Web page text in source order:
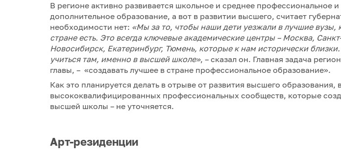
В регионе активно развивается школьное и среднее профессиональное и
дополнительное образование, а вот в развитии высшего, считает
необходимости нет: «Мы за то, чтобы наши дети уезжали в лучшие вузы,
стране есть. Это всегда ключевые академические центры – Москва,
Новосибирск, Екатеринбург, Тюмень, которые к нам исторически
учиться там, именно в высшей школе», – сказал он. Главная задача
главы, – «создавать лучшее в стране профессиональное образование».
Как это планируется делать в отрыве от развития высшего образования,
высококвалифицированных профессиональных сообществ, которые
высшей школы – не уточняется.
Арт-резиденции